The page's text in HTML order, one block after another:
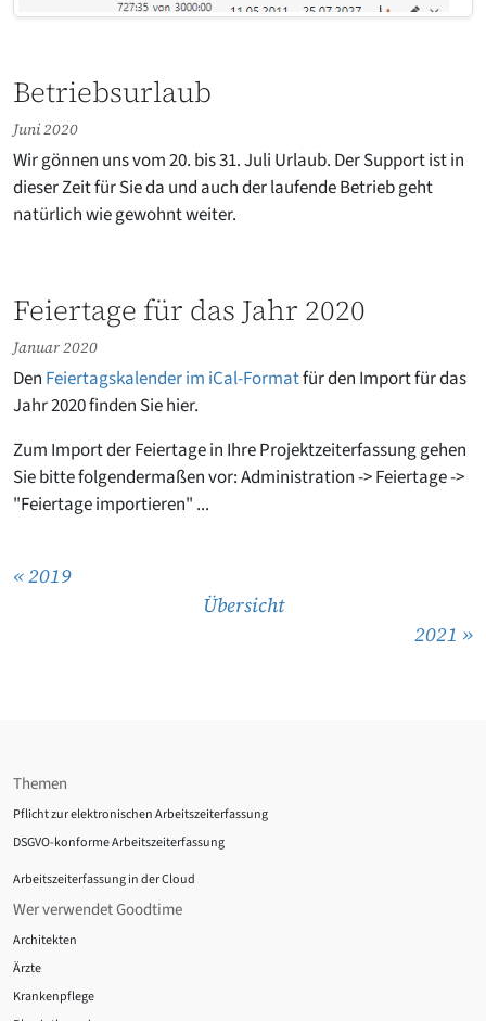
Betriebsurlaub
Juni 2020
Wir gönnen uns vom 20. bis 31. Juli Urlaub. Der Support ist in
dieser Zeit für Sie da und auch der laufende Betrieb geht
natürlich wie gewohnt weiter.
Feiertage für das Jahr 2020
Januar 2020
Den Feiertagskalender im iCal-Formatfür den Import für das
Jahr 2020 finden Sie hier.
Zum Import der Feiertage in Ihre Projektzeiterfassung gehen
Sie bitte folgendermaßen vor: Administration -> Feiertage ->
"Feiertage importieren" ...
« 2019
Übersicht
2021 »
Themen
Pflicht zur elektronischen Arbeitszeiterfassung
DSGVO-konforme Arbeitszeiterfassung
Arbeitszeiterfassung in der Cloud
Wer verwendet Goodtime
Architekten
Ärzte
Krankenpflege